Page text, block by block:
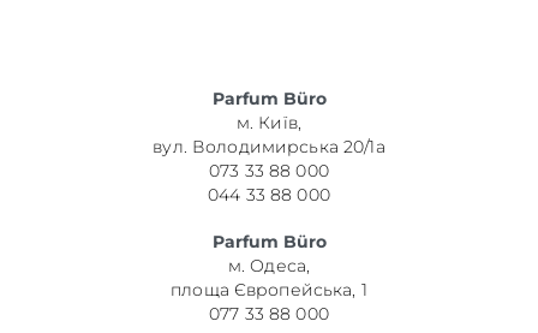
Parfum Büro
м. Київ,
вул. Володимирська 20/1а
073 33 88 000
044 33 88 000
Parfum Büro
м. Одеса,
площа Європейська, 1
077 33 88 000